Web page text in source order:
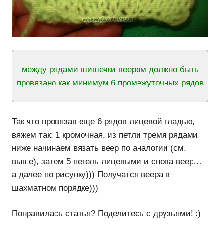
между рядами шишечки веером должно быть
провязано как минимум 6 промежуточных рядов
Так что провязав еще 6 рядов лицевой гладью,
вяжем так: 1 кромочная, из петли тремя рядами
ниже начинаем вязать веер по аналогии (см.
выше), затем 5 петель лицевыми и снова веер…
а далее по рисунку))) Получатся веера в
шахматном порядке)))
Понравилась статья? Поделитесь с друзьями! :)